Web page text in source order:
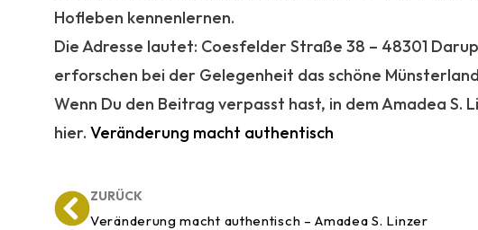
Hofleben kennenlernen.
Die Adresse lautet: Coesfelder Straße 38 – 48301
erforschen bei der Gelegenheit das schöne
Wenn Du den Beitrag verpasst hast, in dem Amadea
hier. Veränderung macht authentisch
ZURÜCK
Veränderung macht authentisch – Amadea S. Linzer